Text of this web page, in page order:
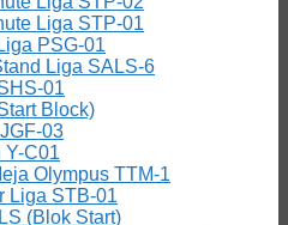
Liga STP-01
PSG-01
Liga SALS-6
01
Block)
03
Y-C01
Olympus TTM-1
Liga STB-01
(Blok Start)